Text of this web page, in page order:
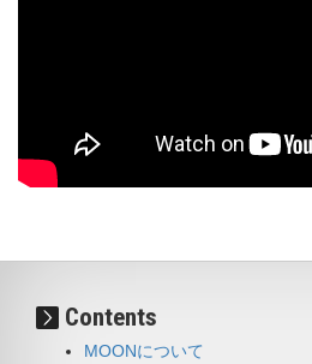
Contents
MOONについて